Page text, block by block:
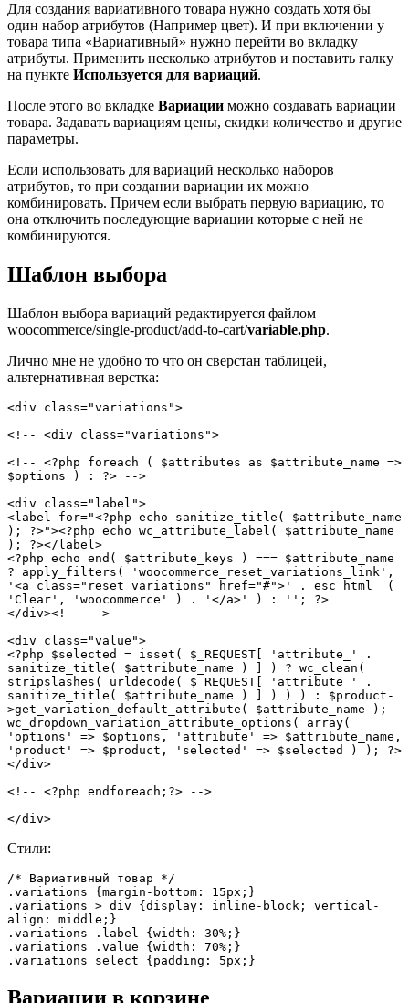
Для создания вариативного товара нужно создать хотя бы
один набор атрибутов (Например цвет). И при включении у
товара типа «Вариативный» нужно перейти во вкладку
атрибуты. Применить несколько атрибутов и поставить галку
на пункте Используется для вариаций.
После этого во вкладке Вариации можно создавать вариации
товара. Задавать вариациям цены, скидки количество и другие
параметры.
Если использовать для вариаций несколько наборов
атрибутов, то при создании вариации их можно
комбинировать. Причем если выбрать первую вариацию, то
она отключить последующие вариации которые с ней не
комбинируются.
Шаблон выбора
Шаблон выбора вариаций редактируется файлом
woocommerce/single-product/add-to-cart/variable.php.
Лично мне не удобно то что он сверстан таблицей,
альтернативная верстка:
<div class="variations">
<!-- <div class="variations">
<!-- <?php foreach ( $attributes as $attribute_name =>
$options ) : ?> -->
<div class="label">
<label for="<?php echo sanitize_title( $attribute_name
); ?>"><?php echo wc_attribute_label( $attribute_name
); ?></label>
<?php echo end( $attribute_keys ) === $attribute_name
? apply_filters( 'woocommerce_reset_variations_link',
'<a class="reset_variations" href="#">' . esc_html__(
'Clear', 'woocommerce' ) . '</a>' ) : ''; ?>
</div><!-- -->
<div class="value">
<?php $selected = isset( $_REQUEST[ 'attribute_' .
sanitize_title( $attribute_name ) ] ) ? wc_clean(
stripslashes( urldecode( $_REQUEST[ 'attribute_' .
sanitize_title( $attribute_name ) ] ) ) ) : $product-
>get_variation_default_attribute( $attribute_name );
wc_dropdown_variation_attribute_options( array(
'options' => $options, 'attribute' => $attribute_name,
'product' => $product, 'selected' => $selected ) ); ?>
</div>
<!-- <?php endforeach;?> -->
</div>
Стили:
/* Вариативный товар */
.variations {margin-bottom: 15px;}
.variations > div {display: inline-block; vertical-
align: middle;}
.variations .label {width: 30%;}
.variations .value {width: 70%;}
.variations select {padding: 5px;}
Вариации в корзине